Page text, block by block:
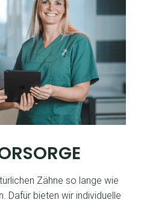
Zähne so lange wie
Dafür bieten wir individuelle